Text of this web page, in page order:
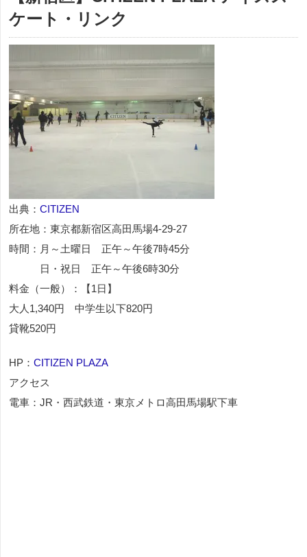
ケート・リンク
出典： CITIZEN
所在地：東京都新宿区高田馬場4-29-27
時間：月～土曜日 正午～午後7時45分
日・祝日 正午～午後6時30分
料金（一般）：【1日】
大人1,340円 中学生以下820円
貸靴520円
HP： CITIZEN PLAZA
アクセス
電車：JR・西武鉄道・東京メトロ高田馬場駅下車